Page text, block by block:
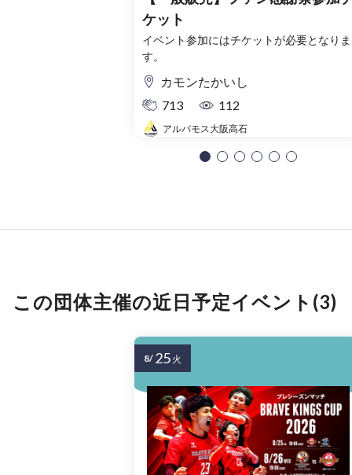
ケット
イベント参加にはチケットが必要となりま
す。
カモンたかいし
713
112
アルバモス大阪高石
この団体主催の近日予定イベント(3)
8/ 25 火